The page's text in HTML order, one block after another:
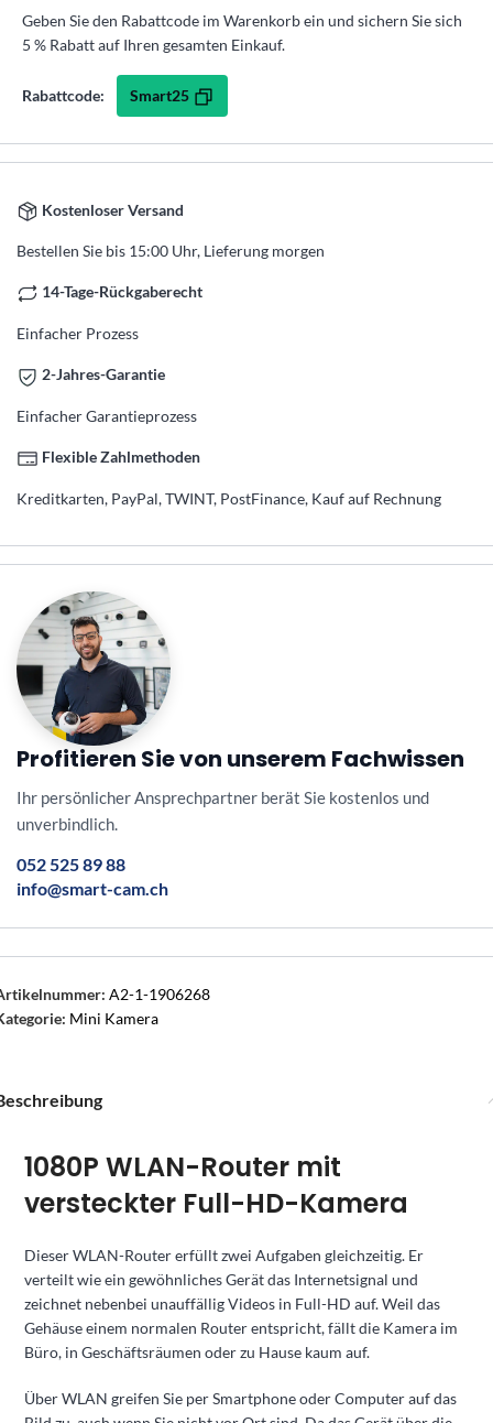
Geben Sie den Rabattcode im Warenkorb ein und sichern Sie sich
5 % Rabatt auf Ihren gesamten Einkauf.
Rabattcode: Smart25
Kostenloser Versand
Bestellen Sie bis 15:00 Uhr, Lieferung morgen
14-Tage-Rückgaberecht
Einfacher Prozess
2-Jahres-Garantie
Einfacher Garantieprozess
Flexible Zahlmethoden
Kreditkarten, PayPal, TWINT, PostFinance, Kauf auf Rechnung
Profitieren Sie von unserem Fachwissen
Ihr persönlicher Ansprechpartner berät Sie kostenlos und
unverbindlich.
052 525 89 88
info@smart-cam.ch
A2-1-1906268
Mini Kamera
1080P WLAN-Router mit
versteckter Full-HD-Kamera
Dieser WLAN-Router erfüllt zwei Aufgaben gleichzeitig. Er
verteilt wie ein gewöhnliches Gerät das Internetsignal und
zeichnet nebenbei unauffällig Videos in Full-HD auf. Weil das
Gehäuse einem normalen Router entspricht, fällt die Kamera im
Büro, in Geschäftsräumen oder zu Hause kaum auf.
Über WLAN greifen Sie per Smartphone oder Computer auf das